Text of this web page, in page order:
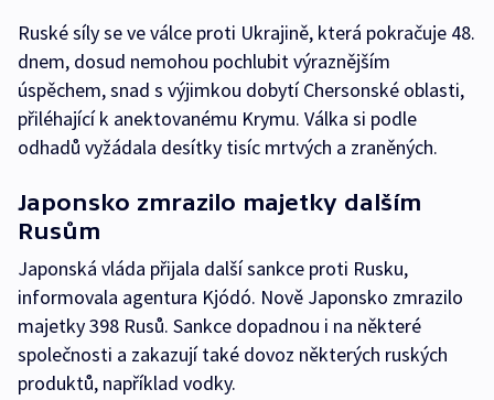
Ruské síly se ve válce proti Ukrajině, která pokračuje 48.
dnem, dosud nemohou pochlubit výraznějším
úspěchem, snad s výjimkou dobytí Chersonské oblasti,
přiléhající k anektovanému Krymu. Válka si podle
odhadů vyžádala desítky tisíc mrtvých a zraněných.
Japonsko zmrazilo majetky dalším
Rusům
Japonská vláda přijala další sankce proti Rusku,
informovala agentura Kjódó. Nově Japonsko zmrazilo
majetky 398 Rusů. Sankce dopadnou i na některé
společnosti a zakazují také dovoz některých ruských
produktů, například vodky.